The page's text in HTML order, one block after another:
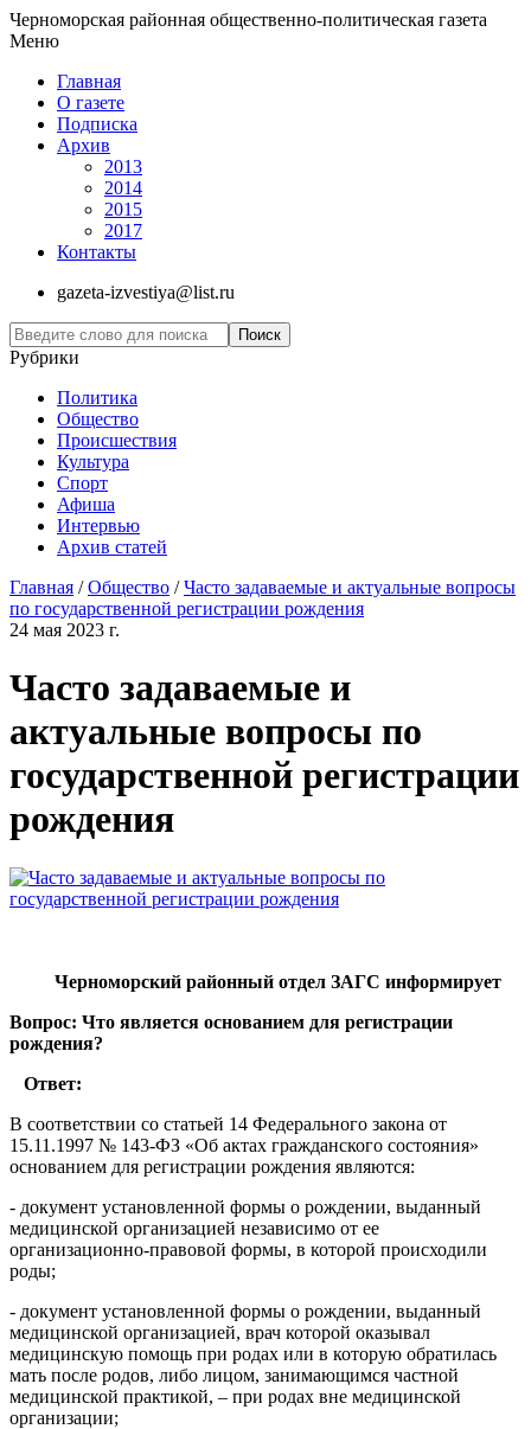
Черноморская районная общественно-политическая газета
Меню
Главная
О газете
Подписка
Архив
2013
2014
2015
2017
Контакты
gazeta-izvestiya@list.ru
Рубрики
Политика
Общество
Проиcшествия
Культура
Спорт
Афиша
Интервью
Архив статей
Главная /Общество /Часто задаваемые и актуальные вопросы
по государственной регистрации рождения
24 мая 2023 г.
Часто задаваемые и
актуальные вопросы по
государственной регистрации
рождения
Черноморский районный отдел ЗАГС информирует
Вопрос: Что является основанием для регистрации
рождения?
Ответ:
В соответствии со статьей 14 Федерального закона от
15.11.1997 № 143-ФЗ «Об актах гражданского состояния»
основанием для регистрации рождения являются:
- документ установленной формы о рождении, выданный
медицинской организацией независимо от ее
организационно-правовой формы, в которой происходили
роды;
- документ установленной формы о рождении, выданный
медицинской организацией, врач которой оказывал
медицинскую помощь при родах или в которую обратилась
мать после родов, либо лицом, занимающимся частной
медицинской практикой, – при родах вне медицинской
организации;